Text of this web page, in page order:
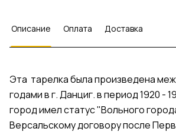
Описание Оплата Доставка
Эта тарелка была произведена
годами в г. Данциг. в период 1920 -
город имел статус "Вольного
Версальскому договору после